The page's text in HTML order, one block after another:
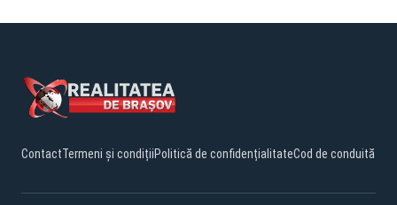
ContactTermeni și condițiiPolitică de confidențialitateCod de conduită